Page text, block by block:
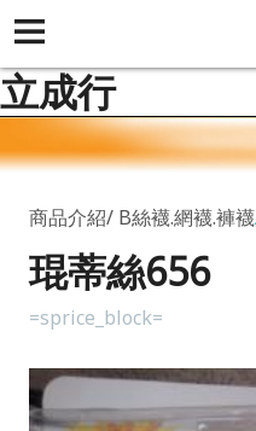
立成行
商品介紹 B絲襪.網襪.褲襪
琨蒂絲656
=sprice_block=